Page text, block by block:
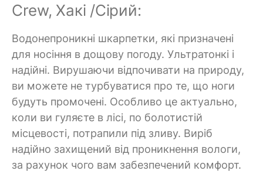
Crew, Хакі /Сірий:
Водонепроникні шкарпетки, які призначені
для носіння в дощову погоду. Ультратонкі і
надійні. Вирушаючи відпочивати на природу,
ви можете не турбуватися про те, що ноги
будуть промочені. Особливо це актуально,
коли ви гуляєте в лісі, по болотистій
місцевості, потрапили під зливу. Виріб
надійно захищений від проникнення вологи,
за рахунок чого вам забезпечений комфорт.